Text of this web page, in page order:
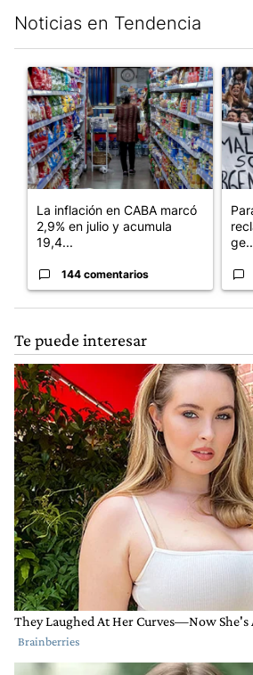
Noticias en Tendencia
Un artículo de tendencia con el título
La inflación en CABA marcó
2,9% en julio y acumula
19,4...
144 comentarios
Un